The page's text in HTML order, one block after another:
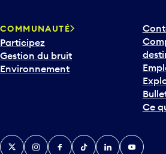
COMMUNAUTÉ
Participez
Gestion du bruit
Environnement
Ce
TwitterInstagramFacebook
TikTokLinkedInYouTube